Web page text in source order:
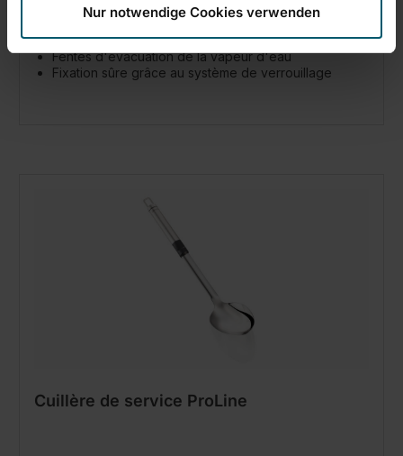
Nur notwendige Cookies verwenden
(29)
Pliable pour un rangement peu encombrant
Fentes d'évacuation de la vapeur d'eau
Fixation sûre grâce au système de verrouillage
Cuillère de service ProLine